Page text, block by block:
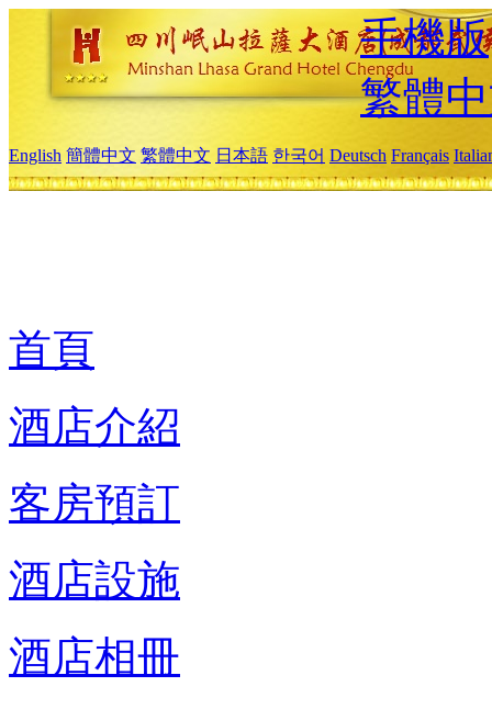
手機版
繁體
English 簡體中文 繁體中文 日本語 한국어 Deutsch Français
首頁
酒店介紹
客房預訂
酒店設施
酒店相冊